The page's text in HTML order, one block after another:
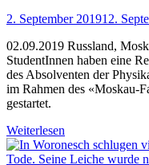
2. September 201912.
02.09.2019 Russland,
StudentInnen haben eine
des Absolventen der
im Rahmen des «Moskau-
gestartet.
Weiterlesen